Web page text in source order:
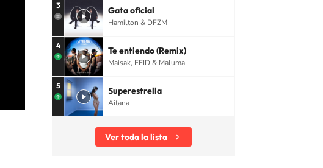
3 Gata oficial
Hamilton & DFZM
4 Te entiendo (Remix)
Maisak, FEID & Maluma
5 Superestrella
Aitana
Ver toda la lista